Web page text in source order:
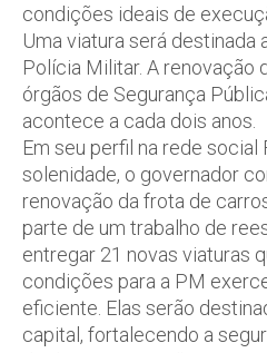
condições ideais de
Uma viatura será destinada
Polícia Militar. A renovação
órgãos de Segurança
acontece a cada dois anos.
Em seu perfil na rede social
solenidade, o governador
renovação da frota de
parte de um trabalho de
entregar 21 novas viaturas
condições para a PM
eficiente. Elas serão
capital, fortalecendo a